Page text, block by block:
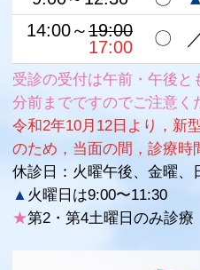
受診の受付は午前・午後と
分前までですのでご注意く
令和2年10月12日より，新
のため，当面の間，診療時
休診日：火曜午後、金曜、
▲ 火曜日は9:00〜11:30
★第2・第4土曜日のみ診療
14:00～19:00
17:00 〇